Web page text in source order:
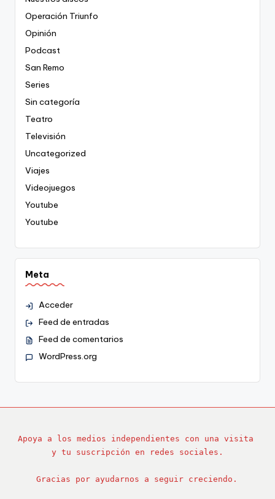
Operación Triunfo
Opinión
Podcast
San Remo
Series
Sin categoría
Teatro
Televisión
Uncategorized
Viajes
Videojuegos
Youtube
Youtube
Meta
Acceder
Feed de entradas
Feed de comentarios
WordPress.org
Apoya a los medios independientes con una visita
y tu suscripción en redes sociales.
Gracias por ayudarnos a seguir creciendo.